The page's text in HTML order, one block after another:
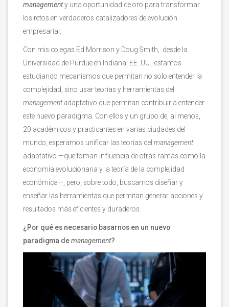
managementy una oportunidad de oro para transformar
los retos en verdaderos catalizadores de evolución
empresarial.
Con mis colegas Ed Morrison y Doug Smith, desde la
Universidad de Purdue en Indiana, EE. UU., estamos
estudiando mecanismos que permitan no solo entender la
complejidad, sino usar teorías y herramientas del
management adaptativo que permitan contribuir a entender
este nuevo paradigma. Con ellos y un grupo de, al menos,
20 académicos y practicantes en varias ciudades del
mundo, esperamos unificar las teorías del management
adaptativo —que toman influencia de otras ramas como la
economía evolucionaria y la teoría de la complejidad
económica—, pero, sobre todo, buscamos diseñar y
enseñar las herramientas que permitan generar acciones y
resultados más eficientes y duraderos.
¿Por qué es necesario basarnos en un nuevo
paradigma demanagement?